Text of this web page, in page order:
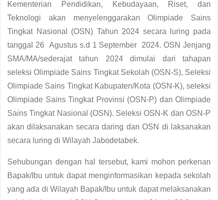
Kementerian Pendidikan, Kebudayaan, Riset, dan
Teknologi akan menyelenggarakan Olimpiade Sains
Tingkat Nasional (OSN) Tahun 2024 secara luring pada
tanggal 26 Agustus s.d 1 September 2024. OSN Jenjang
SMA/MA/sederajat tahun 2024 dimulai dari tahapan
seleksi Olimpiade Sains Tingkat Sekolah (OSN-S), Seleksi
Olimpiade Sains Tingkat Kabupaten/Kota (OSN-K), seleksi
Olimpiade Sains Tingkat Provinsi (OSN-P) dan Olimpiade
Sains Tingkat Nasional (OSN). Seleksi OSN-K dan OSN-P
akan dilaksanakan secara daring dan OSN di laksanakan
secara luring di Wilayah Jabodetabek.
Sehubungan dengan hal tersebut, kami mohon perkenan
Bapak/Ibu untuk dapat menginformasikan kepada sekolah
yang ada di Wilayah Bapak/Ibu untuk dapat melaksanakan